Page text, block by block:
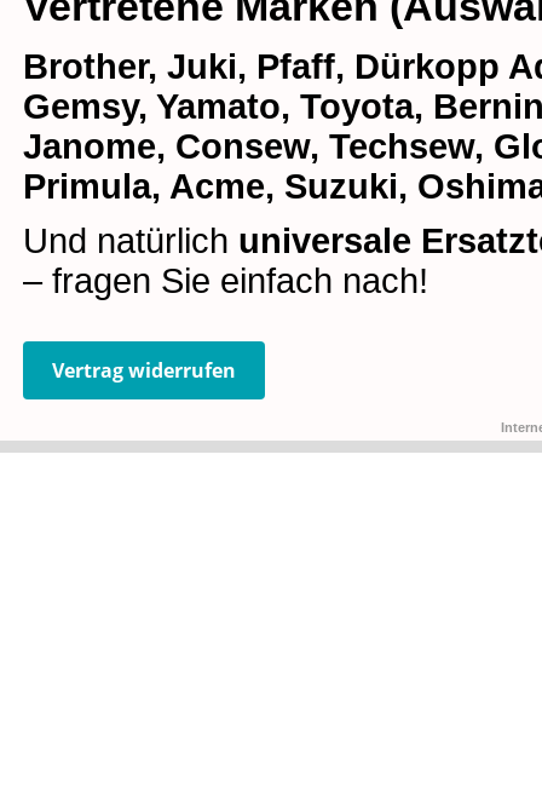
Brother, Juki, Pfaff, Dürkopp
Gemsy, Yamato, Toyota,
Janome, Consew, Techsew,
Primula, Acme, Suzuki,
Und natürlich universale
– fragen Sie einfach nach!
Vertrag widerrufen